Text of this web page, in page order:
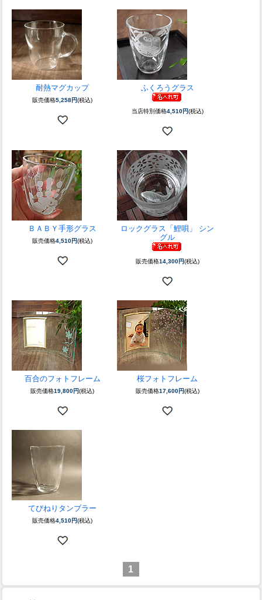
耐熱マグカップ
販売価格5,258円(税込)
ふくろうグラス
当店特別価格4,510円(税込)
ＢＡＢＹ手形グラス
販売価格4,510円(税込)
ロックグラス「鯉唄」 シン
グル
販売価格14,300円(税込)
百合のフォトフレーム
販売価格19,800円(税込)
桜フォトフレーム
販売価格17,600円(税込)
てびねりタンブラー
販売価格4,510円(税込)
1